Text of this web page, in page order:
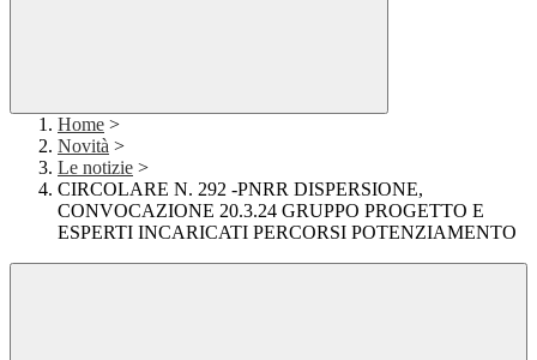
Home >
Novità >
Le notizie >
CIRCOLARE N. 292 -PNRR DISPERSIONE,
CONVOCAZIONE 20.3.24 GRUPPO PROGETTO E
ESPERTI INCARICATI PERCORSI POTENZIAMENTO